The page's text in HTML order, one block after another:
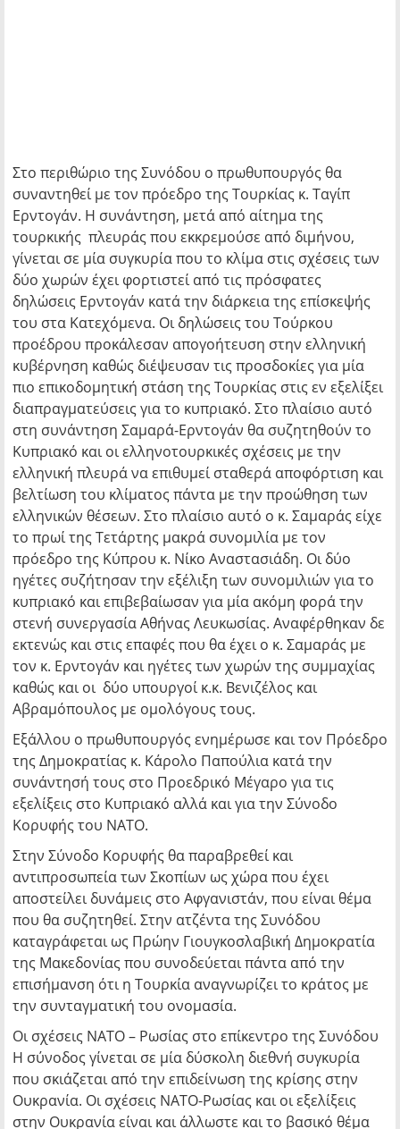
Στο περιθώριο της Συνόδου ο πρωθυπουργός θα
συναντηθεί με τον πρόεδρο της Τουρκίας κ. Ταγίπ
Ερντογάν. Η συνάντηση, μετά από αίτημα της
τουρκικής πλευράς που εκκρεμούσε από διμήνου,
γίνεται σε μία συγκυρία που το κλίμα στις σχέσεις των
δύο χωρών έχει φορτιστεί από τις πρόσφατες
δηλώσεις Ερντογάν κατά την διάρκεια της επίσκεψής
του στα Κατεχόμενα. Οι δηλώσεις του Τούρκου
προέδρου προκάλεσαν απογοήτευση στην ελληνική
κυβέρνηση καθώς διέψευσαν τις προσδοκίες για μία
πιο επικοδομητική στάση της Τουρκίας στις εν εξελίξει
διαπραγματεύσεις για το κυπριακό. Στο πλαίσιο αυτό
στη συνάντηση Σαμαρά-Ερντογάν θα συζητηθούν το
Κυπριακό και οι ελληνοτουρκικές σχέσεις με την
ελληνική πλευρά να επιθυμεί σταθερά αποφόρτιση και
βελτίωση του κλίματος πάντα με την προώθηση των
ελληνικών θέσεων. Στο πλαίσιο αυτό ο κ. Σαμαράς είχε
το πρωί της Τετάρτης μακρά συνομιλία με τον
πρόεδρο της Κύπρου κ. Νίκο Αναστασιάδη. Οι δύο
ηγέτες συζήτησαν την εξέλιξη των συνομιλιών για το
κυπριακό και επιβεβαίωσαν για μία ακόμη φορά την
στενή συνεργασία Αθήνας Λευκωσίας. Αναφέρθηκαν δε
εκτενώς και στις επαφές που θα έχει ο κ. Σαμαράς με
τον κ. Ερντογάν και ηγέτες των χωρών της συμμαχίας
καθώς και οι δύο υπουργοί κ.κ. Βενιζέλος και
Αβραμόπουλος με ομολόγους τους.
Εξάλλου ο πρωθυπουργός ενημέρωσε και τον Πρόεδρο
της Δημοκρατίας κ. Κάρολο Παπούλια κατά την
συνάντησή τους στο Προεδρικό Μέγαρο για τις
εξελίξεις στο Κυπριακό αλλά και για την Σύνοδο
Κορυφής του ΝΑΤΟ.
Στην Σύνοδο Κορυφής θα παραβρεθεί και
αντιπροσωπεία των Σκοπίων ως χώρα που έχει
αποστείλει δυνάμεις στο Αφγανιστάν, που είναι θέμα
που θα συζητηθεί. Στην ατζέντα της Συνόδου
καταγράφεται ως Πρώην Γιουγκοσλαβική Δημοκρατία
της Μακεδονίας που συνοδεύεται πάντα από την
επισήμανση ότι η Τουρκία αναγνωρίζει το κράτος με
την συνταγματική του ονομασία.
Οι σχέσεις ΝΑΤΟ – Ρωσίας στο επίκεντρο της Συνόδου
Η σύνοδος γίνεται σε μία δύσκολη διεθνή συγκυρία
που σκιάζεται από την επιδείνωση της κρίσης στην
Ουκρανία. Οι σχέσεις ΝΑΤΟ-Ρωσίας και οι εξελίξεις
στην Ουκρανία είναι και άλλωστε και το βασικό θέμα